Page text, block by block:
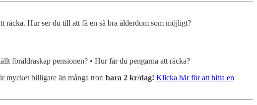
räcka. Hur ser du till att få en så bra ålderdom som möjligt?
föräldraskap pensionen? • Hur får du pengarna att räcka?
mycket billigare än många tror: bara 2 kr/dag! Klicka här för att hitta en